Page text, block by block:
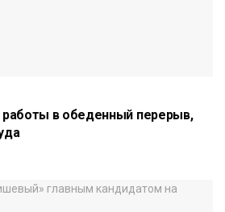
в обеденный перерыв,